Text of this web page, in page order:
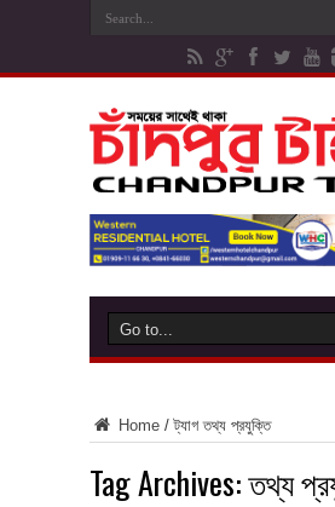
Home / ট্যাগতথ্য প্রযুক্তি
Tag Archives:তথ্য